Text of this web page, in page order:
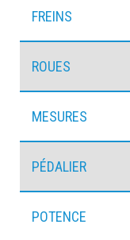
FREINS
ROUES
MESURES
PÉDALIER
POTENCE